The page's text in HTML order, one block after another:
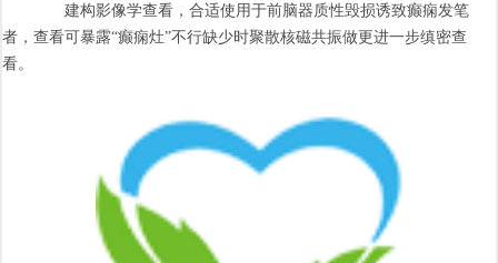
建构影像学查看，合适使用于前脑器质性毁损诱致癫痫发笔
者，查看可暴露“癫痫灶”不行缺少时聚散核磁共振做更进一步缜密查
看。